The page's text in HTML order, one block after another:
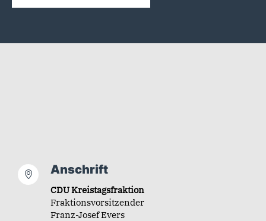
Anschrift
CDU Kreistagsfraktion
Fraktionsvorsitzender
Franz-Josef Evers